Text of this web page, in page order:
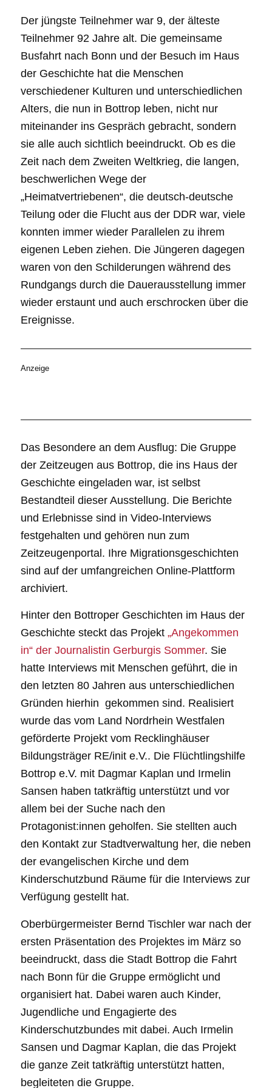
Der jüngste Teilnehmer war 9, der älteste
Teilnehmer 92 Jahre alt. Die gemeinsame
Busfahrt nach Bonn und der Besuch im Haus
der Geschichte hat die Menschen
verschiedener Kulturen und unterschiedlichen
Alters, die nun in Bottrop leben, nicht nur
miteinander ins Gespräch gebracht, sondern
sie alle auch sichtlich beeindruckt. Ob es die
Zeit nach dem Zweiten Weltkrieg, die langen,
beschwerlichen Wege der
„Heimatvertriebenen“, die deutsch-deutsche
Teilung oder die Flucht aus der DDR war, viele
konnten immer wieder Parallelen zu ihrem
eigenen Leben ziehen. Die Jüngeren dagegen
waren von den Schilderungen während des
Rundgangs durch die Dauerausstellung immer
wieder erstaunt und auch erschrocken über die
Ereignisse.
Anzeige
Das Besondere an dem Ausflug: Die Gruppe
der Zeitzeugen aus Bottrop, die ins Haus der
Geschichte eingeladen war, ist selbst
Bestandteil dieser Ausstellung. Die Berichte
und Erlebnisse sind in Video-Interviews
festgehalten und gehören nun zum
Zeitzeugenportal. Ihre Migrationsgeschichten
sind auf der umfangreichen Online-Plattform
archiviert.
Hinter den Bottroper Geschichten im Haus der
Geschichte steckt das Projekt „Angekommen
in“ der Journalistin Gerburgis Sommer. Sie
hatte Interviews mit Menschen geführt, die in
den letzten 80 Jahren aus unterschiedlichen
Gründen hierhin gekommen sind. Realisiert
wurde das vom Land Nordrhein Westfalen
geförderte Projekt vom Recklinghäuser
Bildungsträger RE/init e.V.. Die Flüchtlingshilfe
Bottrop e.V. mit Dagmar Kaplan und Irmelin
Sansen haben tatkräftig unterstützt und vor
allem bei der Suche nach den
Protagonist:innen geholfen. Sie stellten auch
den Kontakt zur Stadtverwaltung her, die neben
der evangelischen Kirche und dem
Kinderschutzbund Räume für die Interviews zur
Verfügung gestellt hat.
Oberbürgermeister Bernd Tischler war nach der
ersten Präsentation des Projektes im März so
beeindruckt, dass die Stadt Bottrop die Fahrt
nach Bonn für die Gruppe ermöglicht und
organisiert hat. Dabei waren auch Kinder,
Jugendliche und Engagierte des
Kinderschutzbundes mit dabei. Auch Irmelin
Sansen und Dagmar Kaplan, die das Projekt
die ganze Zeit tatkräftig unterstützt hatten,
begleiteten die Gruppe.